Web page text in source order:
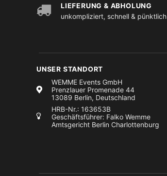
LIEFERUNG & ABHOLUNG
unkompliziert, schnell & pünktlich
UNSER STANDORT
WEMME Events GmbH
Prenzlauer Promenade 44
13089 Berlin, Deutschland
HRB-Nr.: 163653B
Geschäftsführer: Falko Wemme
Amtsgericht Berlin Charlottenburg